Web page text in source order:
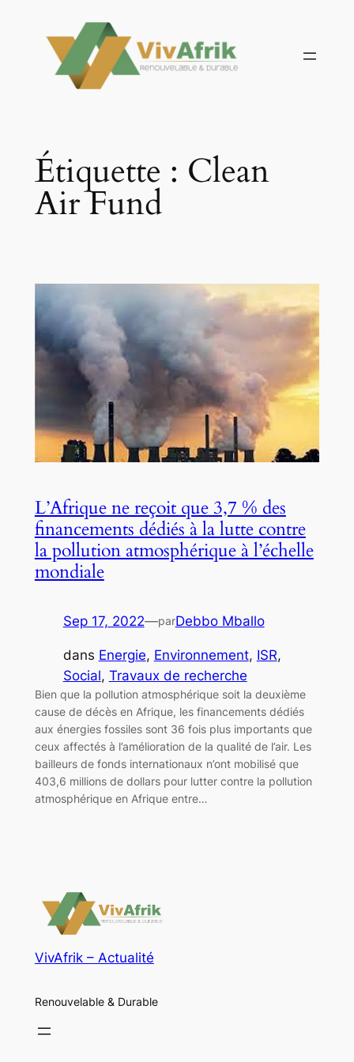
contenu
Étiquette : Clean
Air Fund
L’Afrique ne reçoit que 3,7 % des
financements dédiés à la lutte contre
la pollution atmosphérique à l’échelle
mondiale
Sep 17, 2022—parDebbo Mballo
dans Energie, Environnement, ISR
Social, Travaux de recherche
Bien que la pollution atmosphérique soit la deuxième
cause de décès en Afrique, les financements dédiés
aux énergies fossiles sont 36 fois plus importants que
ceux affectés à l’amélioration de la qualité de l’air. Les
bailleurs de fonds internationaux n’ont mobilisé que
403,6 millions de dollars pour lutter contre la pollution
atmosphérique en Afrique entre…
VivAfrik – Actualité
Renouvelable & Durable